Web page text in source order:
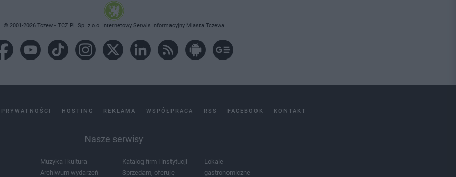
© 2001-2026 Tczew - TCZ.PL Sp. z o.o. Internetowy Serwis Informacyjny Miasta Tczewa
HOSTING REKLAMA WSPÓŁPRACA RSS FACEBOOK KONTAKT
Nasze serwisy
Muzyka i kultura
Archiwum wydarzeń
Katalog firm i instytucji
Sprzedam, oferuję
Lokale
gastronomiczne